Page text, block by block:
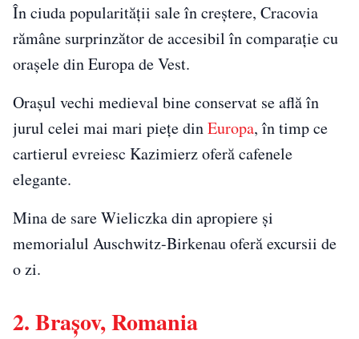
În ciuda popularității sale în creștere, Cracovia
rămâne surprinzător de accesibil în comparație cu
orașele din Europa de Vest.
Orașul vechi medieval bine conservat se află în
jurul celei mai mari piețe dinEuropa, în timp ce
cartierul evreiesc Kazimierz oferă cafenele
elegante.
Mina de sare Wieliczka din apropiere și
memorialul Auschwitz-Birkenau oferă excursii de
o zi.
2. Brașov, Romania